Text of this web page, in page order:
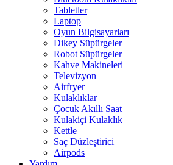
Tabletler
Laptop
Oyun Bilgisayarları
Dikey Süpürgeler
Robot Süpürgeler
Kahve Makineleri
Televizyon
Airfryer
Kulaklıklar
Çocuk Akıllı Saat
Kulakiçi Kulaklık
Kettle
Saç Düzleştirici
Airpods